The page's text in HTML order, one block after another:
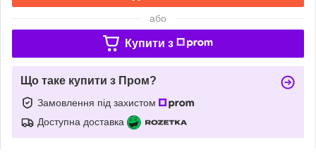
або
Купити з
Що таке купити з Пром?
Замовлення під захистом
Доступна доставка